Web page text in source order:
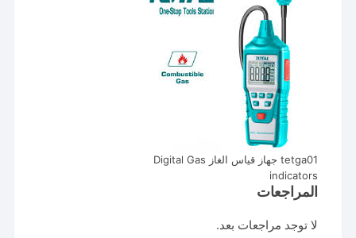
tetga01 جهاز قياس الغاز Digital Gas
indicators
المراجعات
لا توجد مراجعات بعد.